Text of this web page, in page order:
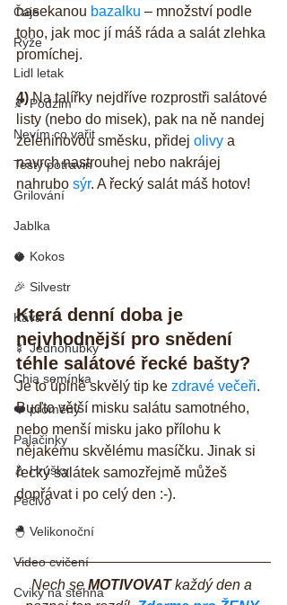
Čaje
Rýže
Lidl letak
🍂 Podzim
Nevím co vařit
Testy potravin
Grilování
Jablka
🥥 Kokos
🎉 Silvestr
Káva
🍢 Jednohubky
Chia semínka
❤️ proměny
Palačinky
🍐 Hrušky
Pečivo
🐣 Velikonoční
Video cvičení
Cviky na stehna
nasekanou bazalku – množství podle
toho, jak moc jí máš ráda a salát zlehka
promíchej.
4) Na talířky nejdříve rozprostři salátové
listy (nebo do misek), pak na ně nandej
zeleninovou směsku, přidej olivy a
navrch nastrouhej nebo nakrájej
nahrubo sýr. A řecký salát máš hotov!
Která denní doba je
nejvhodnější pro snědení
téhle salátové řecké bašty?
Je to úplně skvělý tip ke zdravé večeři.
Buďto větší misku salátu samotného,
nebo menší misku jako přílohu k
nějakému skvělému masíčku. Jinak si
řecký salátek samozřejmě můžeš
dopřávat i po celý den :-).
Nech se MOTIVOVAT každý den a